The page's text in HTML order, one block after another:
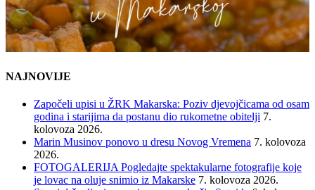
NAJNOVIJE
Započeli upisi u ŽRK Makarska: Poziv djevojčicama od osam
godina i starijima da postanu dio rukometne obitelji 7.
kolovoza 2026.
Marin Musinov ponovo u dresu Novog Vremena 7. kolovoza
2026.
FOTOGALERIJA Pogledajte spektakularne fotografije koje
je lovac na oluje snimio iz Makarske 7. kolovoza 2026.